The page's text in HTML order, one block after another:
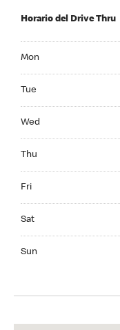
Horario del Drive Thru
Mon
Tue
Wed
Thu
Fri
Sat
Sun